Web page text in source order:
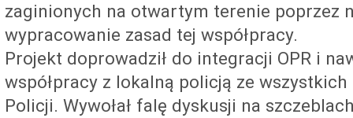
zaginionych na otwartym terenie poprzez
wypracowanie zasad tej współpracy.
Projekt doprowadził do integracji OPR i
współpracy z lokalną policją ze
Policji. Wywołał falę dyskusji na